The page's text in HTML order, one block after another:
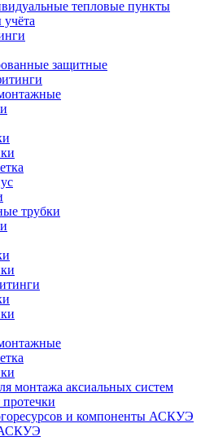
тепловые пункты
защитные
трубки
монтажа аксиальных систем
и компоненты АСКУЭ